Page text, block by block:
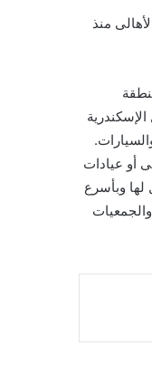
الأهالى منذ
أو عيادات
وبأسرع